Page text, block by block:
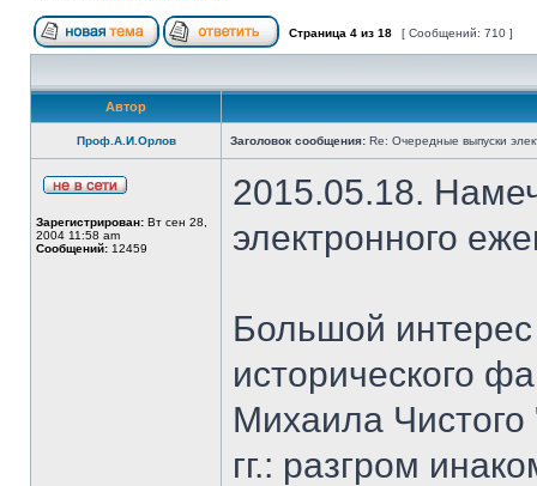
Страница 4 из 18 [ Сообщений: 710 ]
Автор
Проф.А.И.Орлов Заголовок сообщения: Re: Очередные выпуски
Зарегистрирован: Вт сен 28,
2004 11:58 am
Сообщений: 12459
2015.05.18.
электронного
Большой интерес
исторического
Михаила
гг.: разгром